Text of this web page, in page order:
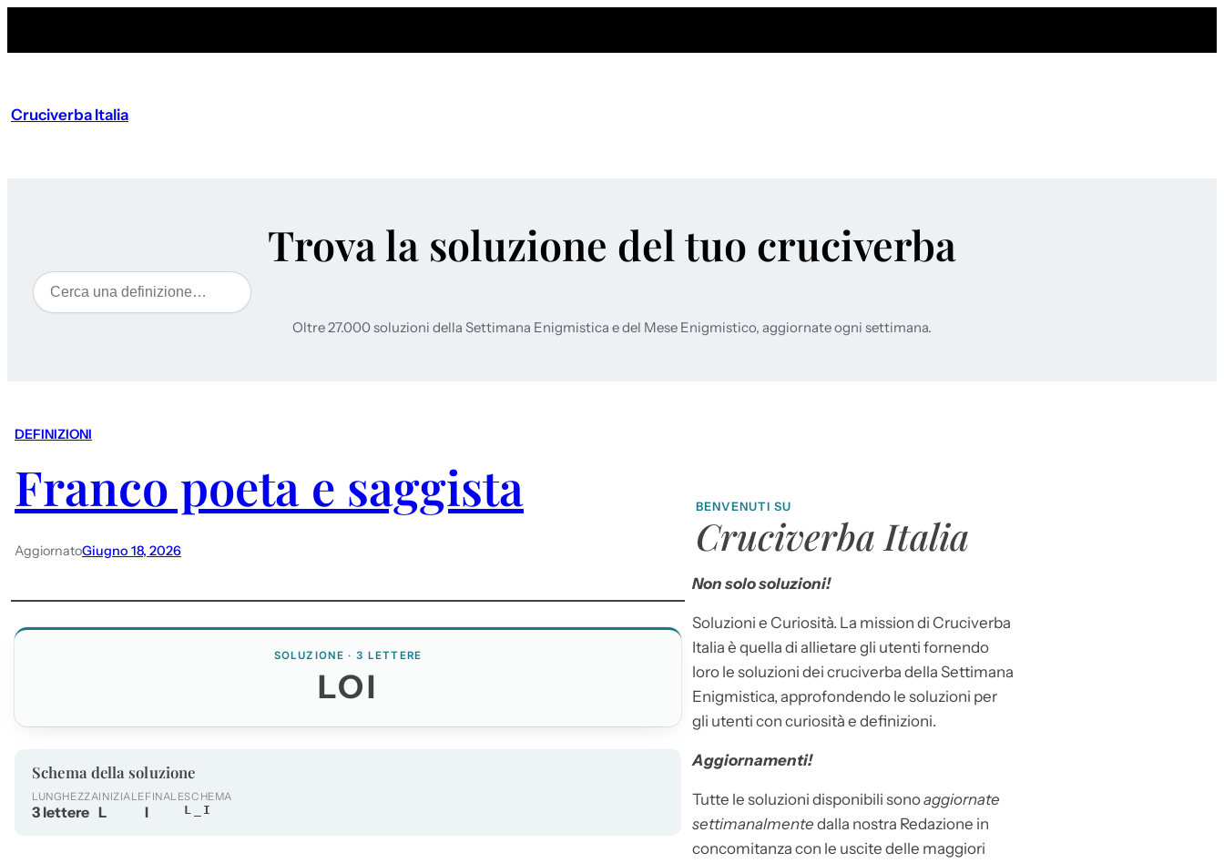
Cruciverba Italia
Trova la soluzione del tuo cruciverba
Cerca
Oltre 27.000 soluzioni della Settimana Enigmistica e del Mese Enigmistico, aggiornate ogni settimana.
DEFINIZIONI
Franco poeta e saggista
AggiornatoGiugno 18, 2026
SOLUZIONE · 3 LETTERE
LOI
Schema della soluzione
LUNGHEZZA
3 lettere
INIZIALE
L
FINALE
I
SCHEMA
L_I
BENVENUTI SU
Cruciverba Italia
Non solo soluzioni!
Soluzioni e Curiosità. La mission di Cruciverba
Italia è quella di allietare gli utenti fornendo
loro le soluzioni dei cruciverba della Settimana
Enigmistica, approfondendo le soluzioni per
gli utenti con curiosità e definizioni.
Aggiornamenti!
Tutte le soluzioni disponibili sonoaggiornate
settimanalmente dalla nostra Redazione in
concomitanza con le uscite delle maggiori